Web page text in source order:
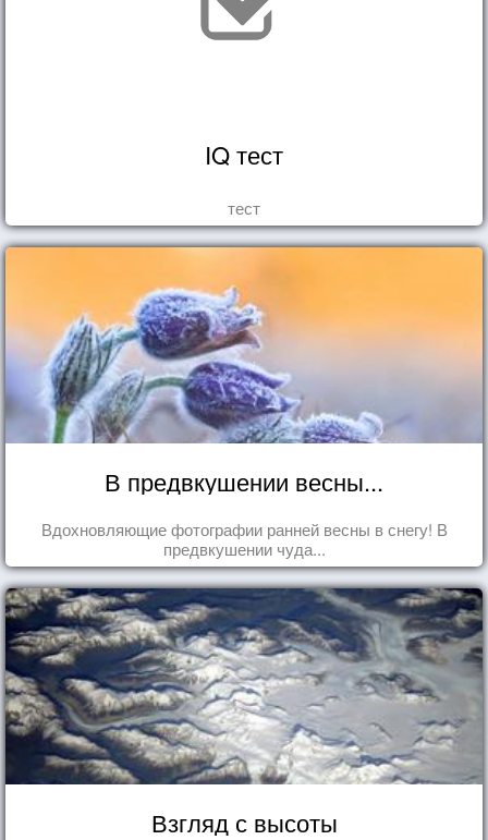
IQ тест
тест
В предвкушении весны...
Вдохновляющие фотографии ранней весны в снегу! В
предвкушении чуда...
Взгляд с высоты